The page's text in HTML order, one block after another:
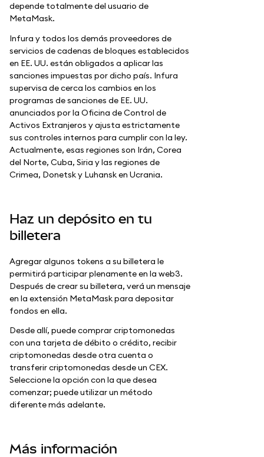
depende totalmente del usuario de
MetaMask.
Infura y todos los demás proveedores de
servicios de cadenas de bloques establecidos
en EE. UU. están obligados a aplicar las
sanciones impuestas por dicho país. Infura
supervisa de cerca los cambios en los
programas de sanciones de EE. UU.
anunciados por la Oficina de Control de
Activos Extranjeros y ajusta estrictamente
sus controles internos para cumplir con la ley.
Actualmente, esas regiones son Irán, Corea
del Norte, Cuba, Siria y las regiones de
Crimea, Donetsk y Luhansk en Ucrania.
Haz un depósito en tu
billetera
Agregar algunos tokens a su billetera le
permitirá participar plenamente en la web3.
Después de crear su billetera, verá un mensaje
en la extensión MetaMask para depositar
fondos en ella.
Desde allí, puede comprar criptomonedas
con una tarjeta de débito o crédito, recibir
criptomonedas desde otra cuenta o
transferir criptomonedas desde un CEX.
Seleccione la opción con la que desea
comenzar; puede utilizar un método
diferente más adelante.
Más información